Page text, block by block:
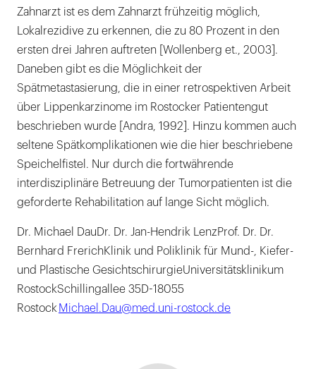
Zahnarzt ist es dem Zahnarzt frühzeitig möglich,
Lokalrezidive zu erkennen, die zu 80 Prozent in den
ersten drei Jahren auftreten [Wollenberg et., 2003].
Daneben gibt es die Möglichkeit der
Spätmetastasierung, die in einer retrospektiven Arbeit
über Lippenkarzinome im Rostocker Patientengut
beschrieben wurde [Andra, 1992]. Hinzu kommen auch
seltene Spätkomplikationen wie die hier beschriebene
Speichelfistel. Nur durch die fortwährende
interdisziplinäre Betreuung der Tumorpatienten ist die
geforderte Rehabilitation auf lange Sicht möglich.
Dr. Michael DauDr. Dr. Jan-Hendrik LenzProf. Dr. Dr.
Bernhard FrerichKlinik und Poliklinik für Mund-, Kiefer-
und Plastische GesichtschirurgieUniversitätsklinikum
RostockSchillingallee 35D-18055
Rostock Michael.Dau@med.uni-rostock.de